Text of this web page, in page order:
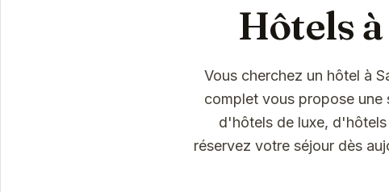
Hôtels
Vous cherchez un hôtel à
complet vous propose une
d'hôtels de luxe,
réservez votre séjour dès